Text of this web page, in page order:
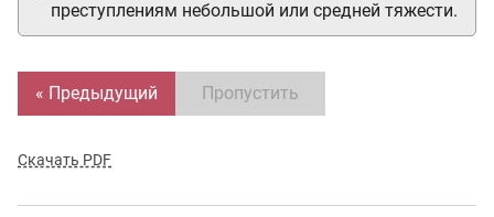
преступлениям небольшой или средней тяжести.
« Предыдущий Пропустить
Скачать PDF